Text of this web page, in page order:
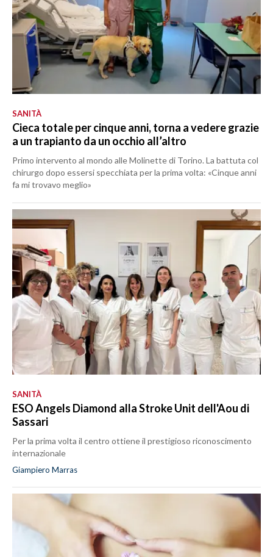
SANITÀ
Cieca totale per cinque anni, torna a vedere grazie
a un trapianto da un occhio all’altro
Primo intervento al mondo alle Molinette di Torino. La battuta col
chirurgo dopo essersi specchiata per la prima volta: «Cinque anni
fa mi trovavo meglio»
SANITÀ
ESO Angels Diamond alla Stroke Unit dell'Aou di
Sassari
Per la prima volta il centro ottiene il prestigioso riconoscimento
internazionale
Giampiero Marras